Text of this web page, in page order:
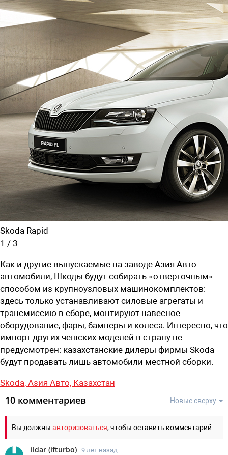
Skoda Rapid
1 / 3
Как и другие выпускаемые на заводе Азия Авто
автомобили, Шкоды будут собирать «отверточным»
способом из крупноузловых машинокомплектов:
здесь только устанавливают силовые агрегаты и
трансмиссию в сборе, монтируют навесное
оборудование, фары, бамперы и колеса. Интересно, что
импорт других чешских моделей в страну не
предусмотрен: казахстанские дилеры фирмы Skoda
будут продавать лишь автомобили местной сборки.
Skoda, Азия Авто, Казахстан
Новые сверху
10 комментариев
Вы должны авторизоваться, чтобы оставить комментарий
ildar (ifturbo) 9 лет назад